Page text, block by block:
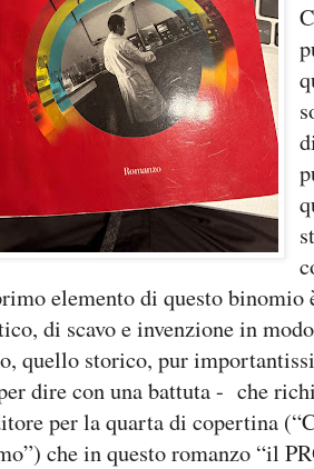
elemento di questo binomio
di scavo e invenzione in
quello storico, pur
dire con una battuta - che
per la quarta di copertina
che in questo romanzo “il